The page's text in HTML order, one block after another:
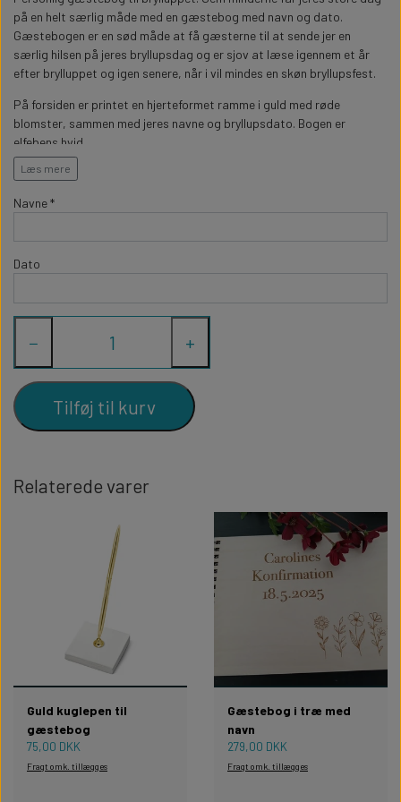
PERSONLIGE LED LAMPER
GAVEÆSKER I TRÆ
TERMOKRUS MED PRINT
STUDENT
NYTÅRS FEST
WILLOW TREE OPHÆNG
HALLOWEEN
BADEVÆRELSET
STUEN
på en helt særlig måde med en gæstebog med navn og dato.
Gæstebogen er en sød måde at få gæsterne til at sende jer en
særlig hilsen på jeres bryllupsdag og er sjov at læse igennem et år
efter brylluppet og igen senere, når i vil mindes en skøn bryllupsfest.
På forsiden er printet en hjerteformet ramme i guld med røde
blomster, sammen med jeres navne og bryllupsdato. Bogen er
elfebens hvid.
Gæstebogen er produceret EU og printet i Danmark. Den printes med
så der er god plads til at alle gæsterne kan skrive en hilsen. Skriv evt
Læs mere
Navne *
Dato
− +
Tilføj til kurv
Relaterede varer
Guld kuglepen til
gæstebog
75,00 DKK
Fragt omk. tillægges
Gæstebog i træ med
navn
279,00 DKK
Fragt omk. tillægges